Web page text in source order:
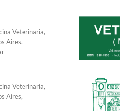
Veterinaria,
Aires,
Veterinaria,
Aires,